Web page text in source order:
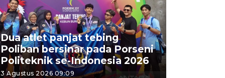
Dua atlet panjat tebing
Poliban bersinar pada Porseni
Politeknik se-Indonesia 2026
3 Agustus 2026 09:09